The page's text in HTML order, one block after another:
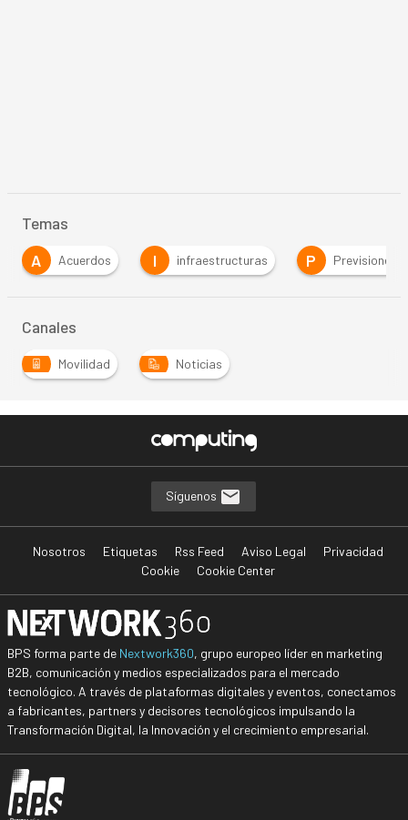
Temas
A
Acuerdos I infraestructuras P Previsiones
Canales
Movilidad Noticias
Síguenos
Nosotros Etiquetas Rss Feed Aviso Legal
Privacidad
Cookie
Cookie Center
BPS forma parte de Nextwork360, grupo europeo líder en marketing
B2B, comunicación y medios especializados para el mercado
tecnológico. A través de plataformas digitales y eventos, conectamos
a fabricantes, partners y decisores tecnológicos impulsando la
Transformación Digital, la Innovación y el crecimiento empresarial.